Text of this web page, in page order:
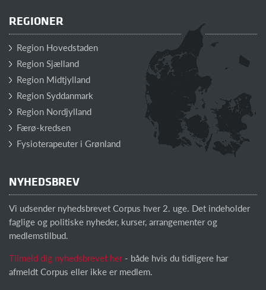
REGIONER
Region Hovedstaden
Region Sjælland
Region Midtjylland
Region Syddanmark
Region Nordjylland
Færø-kredsen
Fysioterapeuter i Grønland
NYHEDSBREV
Vi udsender nyhedsbrevet Corpus hver 2. uge. Det indeholder
faglige og politiske nyheder, kurser, arrangementer og
medlemstilbud.
Tilmeld dig nyhedsbrevet her- både hvis du tidligere har
afmeldt Corpus eller ikke er medlem.